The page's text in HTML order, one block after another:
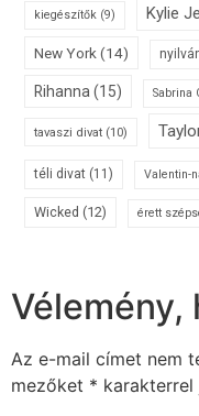
kiegészítők (9) Kylie
New York (14)
Rihanna (15) Sabrina
tavaszi divat (10)
téli divat (11) Valentin-
Wicked (12) érett
Vélemény,
Az e-mail címet nem
mezőket * karakterrel